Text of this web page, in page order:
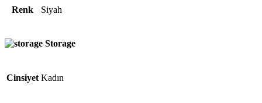
Renk Siyah
Storage
Cinsiyet Kadın